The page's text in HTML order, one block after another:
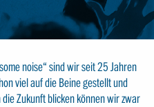
noise“ sind wir seit 25 Jahren
viel auf die Beine gestellt und
Zukunft blicken können wir zwar